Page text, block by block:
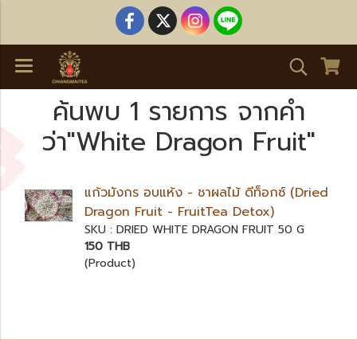
ค้นพบ 1 รายการ จากคำ
ว่า"White Dragon Fruit"
แก้วมังกร อบแห้ง - ชาผลไม้ ดีท็อกซ์ (Dried
Dragon Fruit - FruitTea Detox)
SKU : DRIED WHITE DRAGON FRUIT 50 G
150 THB
(Product)